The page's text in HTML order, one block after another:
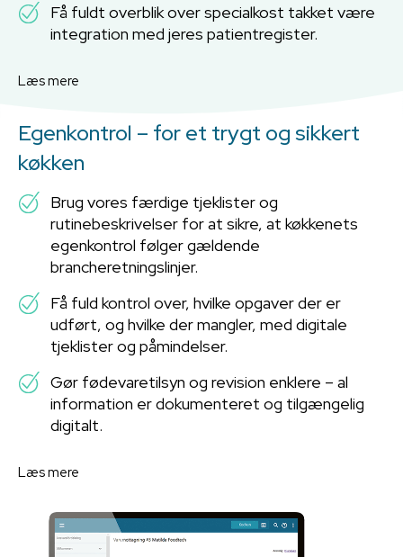
Få fuldt overblik over specialkost takket være
integration med jeres patientregister.
Læs mere
Egenkontrol – for et trygt og sikkert
køkken
Brug vores færdige tjeklister og
rutinebeskrivelser for at sikre, at køkkenets
egenkontrol følger gældende
brancheretningslinjer.
Få fuld kontrol over, hvilke opgaver der er
udført, og hvilke der mangler, med digitale
tjeklister og påmindelser.
Gør fødevaretilsyn og revision enklere – al
information er dokumenteret og tilgængelig
digitalt.
Læs mere